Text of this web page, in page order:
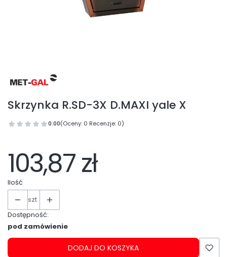
Skrzynka R.SD-3X D.MAXI yale X
0.00(Oceny: 0 Recenzje: 0)
103,87 zł
Ilość
szt
Dostępność:
pod zamówienie
DODAJ DO KOSZYKA